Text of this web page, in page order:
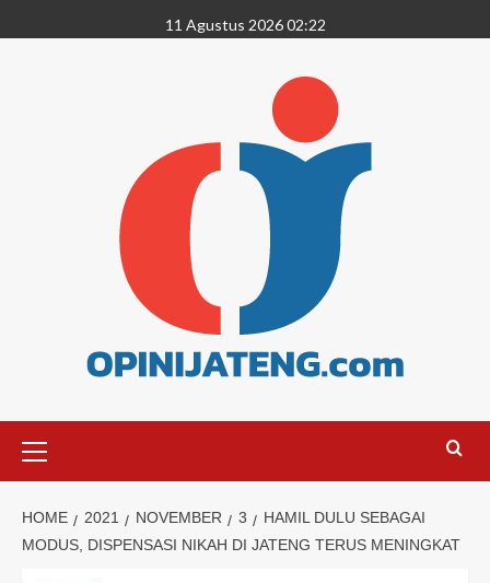
11 Agustus 2026 02:22
HOME 2021 NOVEMBER 3
HAMIL DULU SEBAGAI
MODUS, DISPENSASI NIKAH DI JATENG TERUS MENINGKAT